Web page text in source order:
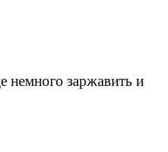
немного заржавить и